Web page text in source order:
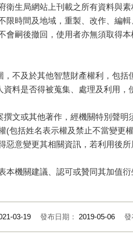
衛生局網站上刊載之所有資料與
限時間及地域，重製、改作、編
會嗣後撤回，使用者亦無須取得
不及於其他智慧財產權利，包括
料是否得被蒐集、處理及利用
文或其他著作，經機關特別聲明
包括姓名表示權及禁止不當變更權
惡意變更其相關資訊，若利用後
機關建議、認可或贊同其加值衍
03-19 發布日期： 2019-05-06 發